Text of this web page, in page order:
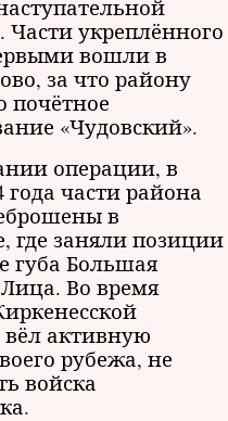
Части укреплённого
вошли в
за что району
почётное
«Чудовский».
операции, в
года части района
в
где заняли позиции
губа Большая
Во время
активную
рубежа, не
войска